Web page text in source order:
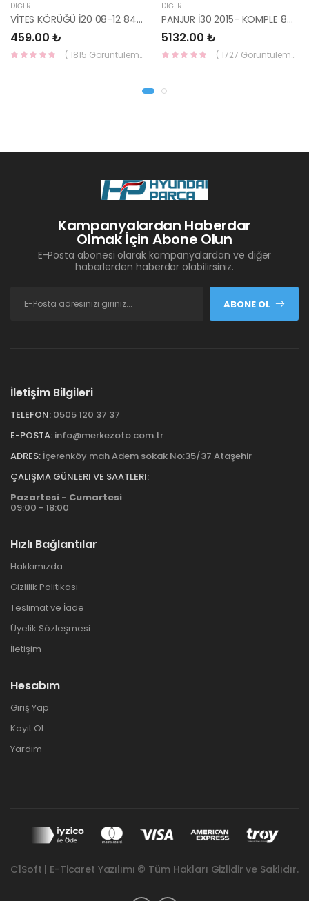
DIĞER
VİTES KÖRÜĞÜ İ20 08-12 84640-1J000-YS
459.00 ₺
( 1815 Görüntüleme )
DIĞER
PANJUR İ30 2015- KOMPLE 86350-A6800-YS
5132.00 ₺
( 1727 Görüntüleme )
Kampanyalardan Haberdar
Olmak İçin Abone Olun
E-Posta abonesi olarak kampanyalardan ve diğer
haberlerden haberdar olabilirsiniz.
ABONE OL
İletişim Bilgileri
TELEFON: 0505 120 37 37
E-POSTA: info@merkezoto.com.tr
ADRES: İçerenköy mah Adem sokak No:35/37 Ataşehir
ÇALIŞMA GÜNLERI VE SAATLERI:
Pazartesi - Cumartesi
09:00 - 18:00
Hızlı Bağlantılar
Hakkımızda
Gizlilik Politikası
Teslimat ve İade
Üyelik Sözleşmesi
İletişim
Hesabım
Giriş Yap
Kayıt Ol
Yardım
C1Soft | E-Ticaret Yazılımı © Tüm Hakları Gizlidir ve Saklıdır.